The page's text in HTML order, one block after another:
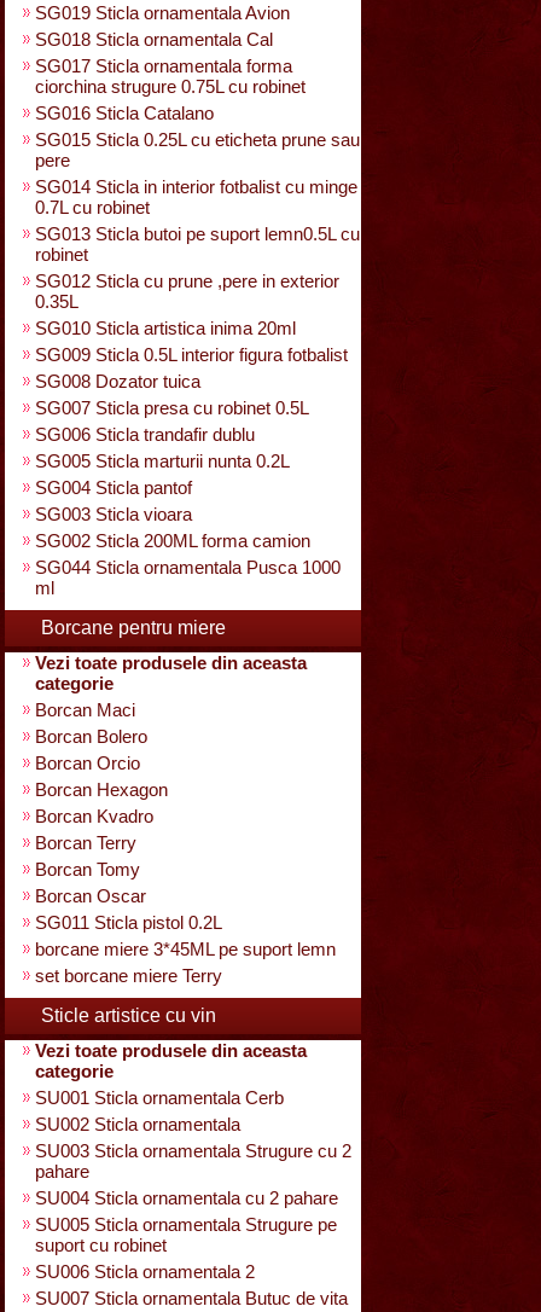
SG019 Sticla ornamentala Avion
SG018 Sticla ornamentala Cal
SG017 Sticla ornamentala forma
ciorchina strugure 0.75L cu robinet
SG016 Sticla Catalano
SG015 Sticla 0.25L cu eticheta prune sau
pere
SG014 Sticla in interior fotbalist cu minge
0.7L cu robinet
SG013 Sticla butoi pe suport lemn0.5L cu
robinet
SG012 Sticla cu prune ,pere in exterior
0.35L
SG010 Sticla artistica inima 20ml
SG009 Sticla 0.5L interior figura fotbalist
SG008 Dozator tuica
SG007 Sticla presa cu robinet 0.5L
SG006 Sticla trandafir dublu
SG005 Sticla marturii nunta 0.2L
SG004 Sticla pantof
SG003 Sticla vioara
SG002 Sticla 200ML forma camion
SG044 Sticla ornamentala Pusca 1000
ml
Borcane pentru miere
Vezi toate produsele din aceasta
categorie
Borcan Maci
Borcan Bolero
Borcan Orcio
Borcan Hexagon
Borcan Kvadro
Borcan Terry
Borcan Tomy
Borcan Oscar
SG011 Sticla pistol 0.2L
borcane miere 3*45ML pe suport lemn
set borcane miere Terry
Sticle artistice cu vin
Vezi toate produsele din aceasta
categorie
SU001 Sticla ornamentala Cerb
SU002 Sticla ornamentala
SU003 Sticla ornamentala Strugure cu 2
pahare
SU004 Sticla ornamentala cu 2 pahare
SU005 Sticla ornamentala Strugure pe
suport cu robinet
SU006 Sticla ornamentala 2
SU007 Sticla ornamentala Butuc de vita